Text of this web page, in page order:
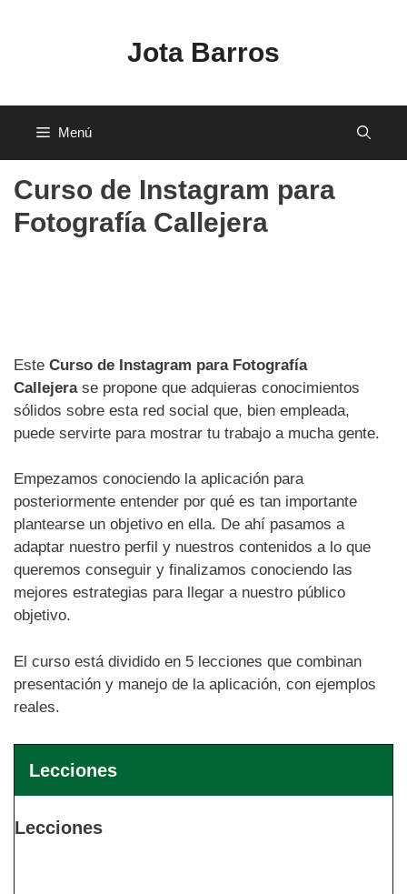
Jota Barros
Menú
Curso de Instagram para
Fotografía Callejera
Este Curso de Instagram para Fotografía
Callejerase propone que adquieras conocimientos
sólidos sobre esta red social que, bien empleada,
puede servirte para mostrar tu trabajo a mucha gente.
Empezamos conociendo la aplicación para
posteriormente entender por qué es tan importante
plantearse un objetivo en ella. De ahí pasamos a
adaptar nuestro perfil y nuestros contenidos a lo que
queremos conseguir y finalizamos conociendo las
mejores estrategias para llegar a nuestro público
objetivo.
El curso está dividido en 5 lecciones que combinan
presentación y manejo de la aplicación, con ejemplos
reales.
Lecciones
Lecciones